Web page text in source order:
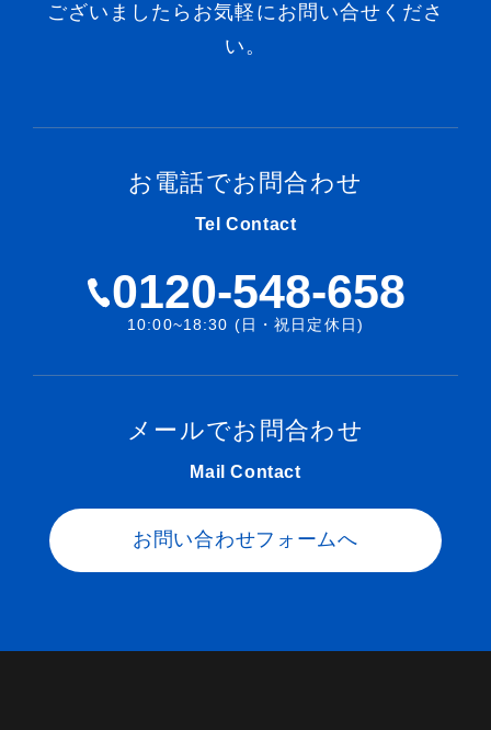
ございましたらお気軽にお問い合せくださ
い。
お電話でお問合わせ
Tel Contact
0120-548-658
10:00~18:30 (日・祝日定休日)
メールでお問合わせ
Mail Contact
お問い合わせフォームへ